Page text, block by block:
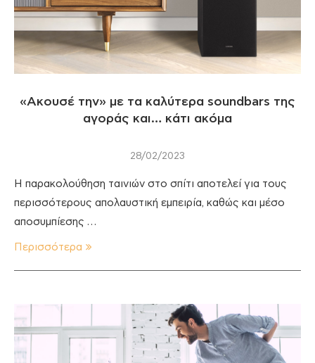
«Ακουσέ την» με τα καλύτερα soundbars της
αγοράς και… κάτι ακόμα
28/02/2023
Η παρακολούθηση ταινιών στο σπίτι αποτελεί για τους
περισσότερους απολαυστική εμπειρία, καθώς και μέσο
αποσυμπίεσης …
Περισσότερα